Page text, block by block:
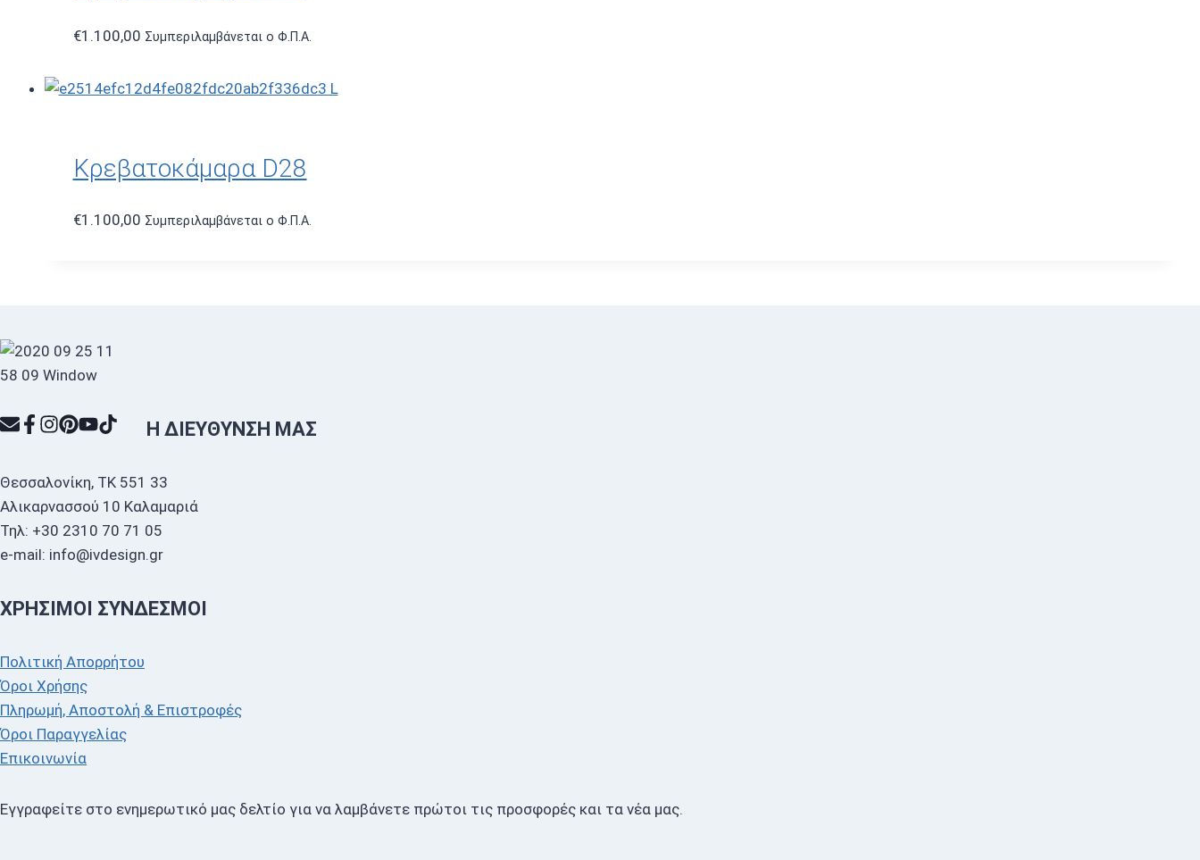
€1.100,00 Συμπεριλαμβάνεται ο Φ.Π.Α.
Κρεβατοκάμαρα D28
€1.100,00 Συμπεριλαμβάνεται ο Φ.Π.Α.
Η ΔΙΕΎΘΥΝΣΗ ΜΑΣ
Θεσσαλονίκη, ΤΚ 551 33
Αλικαρνασσού 10 Καλαμαριά
Τηλ: +30 2310 70 71 05
e-mail: info@ivdesign.gr
ΧΡΉΣΙΜΟΙ ΣΎΝΔΕΣΜΟΙ
Πολιτική Απορρήτου
Όροι Χρήσης
Πληρωμή, Αποστολή & Επιστροφές
Όροι Παραγγελίας
Επικοινωνία
Εγγραφείτε στο ενημερωτικό μας δελτίο για να λαμβάνετε πρώτοι τις προσφορές και τα νέα μας.